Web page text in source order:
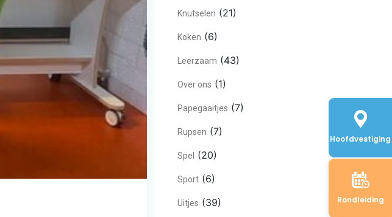
Hoofdvestiging
Rondleiding
Knutselen (21)
Koken (6)
Leerzaam (43)
Over ons (1)
Papegaaitjes (7)
Rupsen (7)
Spel (20)
Sport (6)
Uitjes (39)